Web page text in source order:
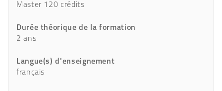
Master 120 crédits
Durée théorique de la formation
2 ans
Langue(s) d'enseignement
français